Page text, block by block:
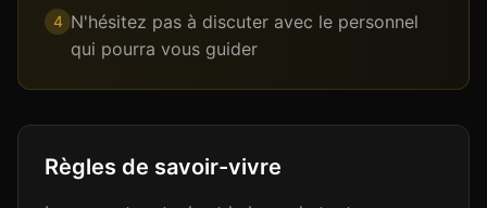
4 N'hésitez pas à discuter avec le personnel
qui pourra vous guider
Règles de savoir-vivre